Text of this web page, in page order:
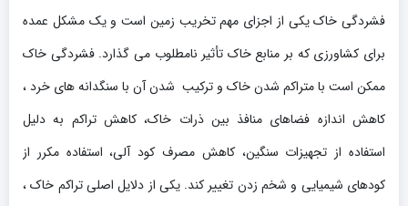
فشردگی خاک یکی از اجزای مهم تخریب زمین است و یک مشکل عمده
برای کشاورزی که بر منابع خاک تأثیر نامطلوب می گذارد. فشردگی خاک
ممکن است با متراکم شدن خاک و ترکیب شدن آن با سنگدانه های خرد ،
کاهش اندازه فضاهای منافذ بین ذرات خاک، کاهش تراکم به دلیل
استفاده از تجهیزات سنگین، کاهش مصرف کود آلی، استفاده مکرر از
کودهای شیمیایی و شخم زدن تغییر کند. یکی از دلایل اصلی تراکم خاک ،